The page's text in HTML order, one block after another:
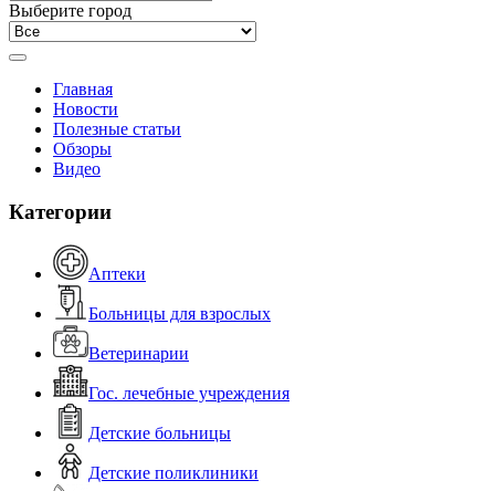
Выберите город
Главная
Новости
Полезные статьи
Обзоры
Видео
Категории
Аптеки
Больницы для взрослых
Ветеринарии
Гос. лечебные учреждения
Детские больницы
Детские поликлиники